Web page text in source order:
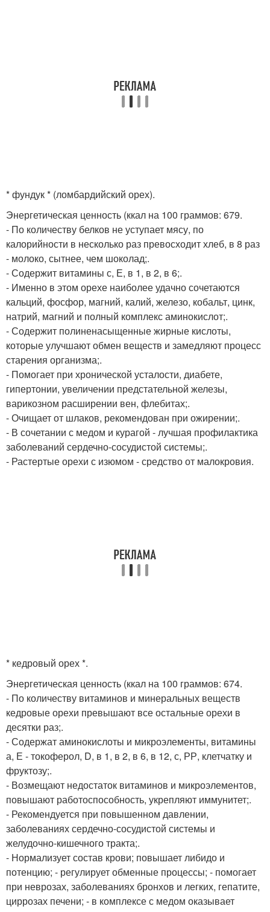
* фундук * (ломбардийский орех).
Энергетическая ценность (ккал на 100 граммов: 679.
- По количеству белков не уступает мясу, по
калорийности в несколько раз превосходит хлеб, в 8 раз
- молоко, сытнее, чем шоколад;.
- Содержит витамины с, Е, в 1, в 2, в 6;.
- Именно в этом орехе наиболее удачно сочетаются
кальций, фосфор, магний, калий, железо, кобальт, цинк,
натрий, магний и полный комплекс аминокислот;.
- Содержит полиненасыщенные жирные кислоты,
которые улучшают обмен веществ и замедляют процесс
старения организма;.
- Помогает при хронической усталости, диабете,
гипертонии, увеличении предстательной железы,
варикозном расширении вен, флебитах;.
- Очищает от шлаков, рекомендован при ожирении;.
- В сочетании с медом и курагой - лучшая профилактика
заболеваний сердечно-сосудистой системы;.
- Растертые орехи с изюмом - средство от малокровия.
* кедровый орех *.
Энергетическая ценность (ккал на 100 граммов: 674.
- По количеству витаминов и минеральных веществ
кедровые орехи превышают все остальные орехи в
десятки раз;.
- Содержат аминокислоты и микроэлементы, витамины
а, Е - токоферол, D, в 1, в 2, в 6, в 12, с, РР, клетчатку и
фруктозу;.
- Возмещают недостаток витаминов и микроэлементов,
повышают работоспособность, укрепляют иммунитет;.
- Рекомендуется при повышенном давлении,
заболеваниях сердечно-сосудистой системы и
желудочно-кишечного тракта;.
- Нормализует состав крови; повышает либидо и
потенцию; - регулирует обменные процессы; - помогает
при неврозах, заболеваниях бронхов и легких, гепатите,
циррозах печени; - в комплексе с медом оказывает